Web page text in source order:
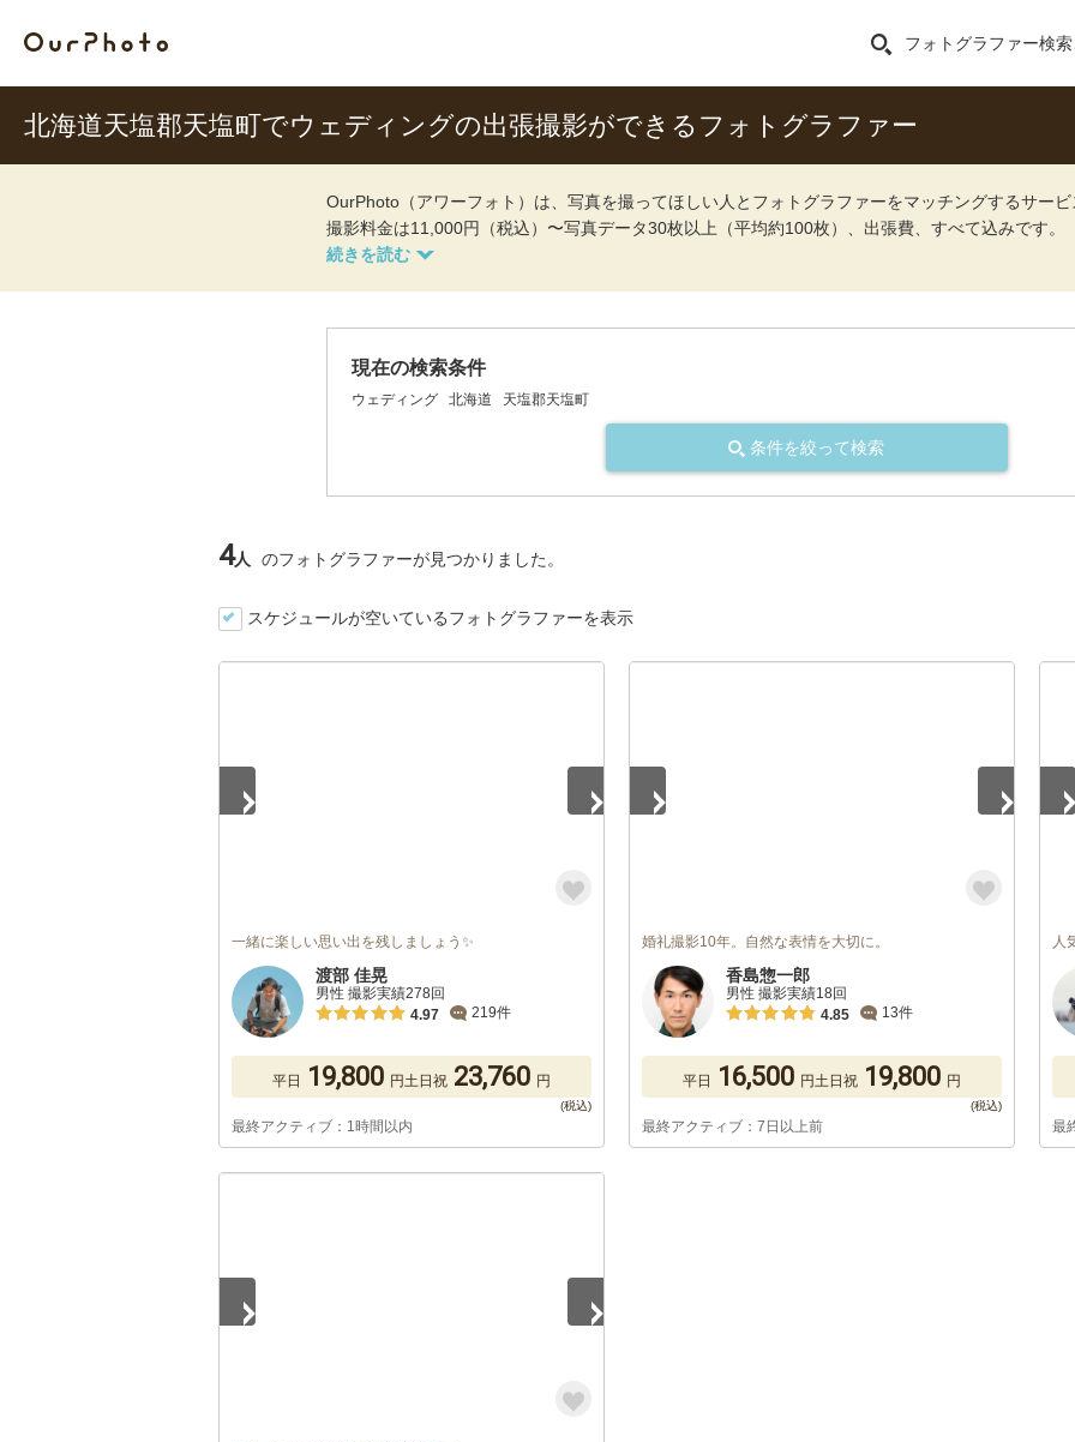
フォトグラファー検索
北海道天塩郡天塩町でウェディングの出張撮影ができるフォトグラファー
OurPhoto（アワーフォト）は、写真を撮ってほしい人とフォトグラファーをマッチングするサービ
撮影料金は11,000円（税込）〜写真データ30枚以上（平均約100枚）、出張費、すべて込みです。
現在の検索条件
ウェディング 北海道 天塩郡天塩町
条件を絞って検索
4人 のフォトグラファーが見つかりました。
スケジュールが空いているフォトグラファーを表示
一緒に楽しい思い出を残しましょう✨
渡部 佳晃
男性 撮影実績278回
4.97
219件
平日 19,800 円土日祝 23,760 円
最終アクティブ：1時間以内
婚礼撮影10年。自然な表情を大切に。
香島惣一郎
男性 撮影実績18回
4.85
13件
平日 16,500 円土日祝 19,800 円
最終アクティブ：7日以上前
人
最